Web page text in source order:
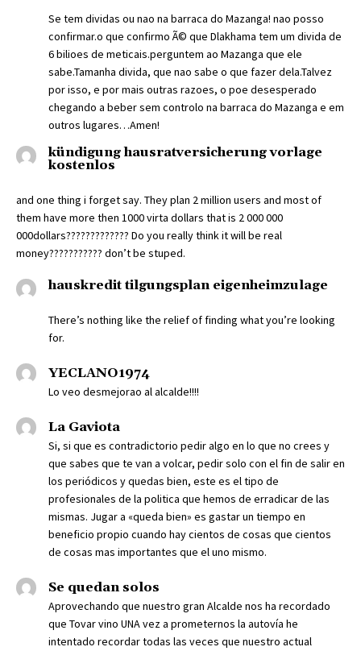
Se tem dividas ou nao na barraca do Mazanga! nao posso
confirmar.o que confirmo Ã© que Dlakhama tem um divida de
6 bilioes de meticais.perguntem ao Mazanga que ele
sabe.Tamanha divida, que nao sabe o que fazer dela.Talvez
por isso, e por mais outras razoes, o poe desesperado
chegando a beber sem controlo na barraca do Mazanga e em
outros lugares…Amen!
kündigung hausratversicherung vorlage
kostenlos
and one thing i forget say. They plan 2 million users and most of
them have more then 1000 virta dollars that is 2 000 000
000dollars????????????? Do you really think it will be real
money??????????? don’t be stuped.
hauskredit tilgungsplan eigenheimzulage
There’s nothing like the relief of finding what you’re looking
for.
YECLANO1974
Lo veo desmejorao al alcalde!!!!
La Gaviota
Si, si que es contradictorio pedir algo en lo que no crees y
que sabes que te van a volcar, pedir solo con el fin de salir en
los periódicos y quedas bien, este es el tipo de
profesionales de la politica que hemos de erradicar de las
mismas. Jugar a «queda bien» es gastar un tiempo en
beneficio propio cuando hay cientos de cosas que cientos
de cosas mas importantes que el uno mismo.
Se quedan solos
Aprovechando que nuestro gran Alcalde nos ha recordado
que Tovar vino UNA vez a prometernos la autovía he
intentado recordar todas las veces que nuestro actual